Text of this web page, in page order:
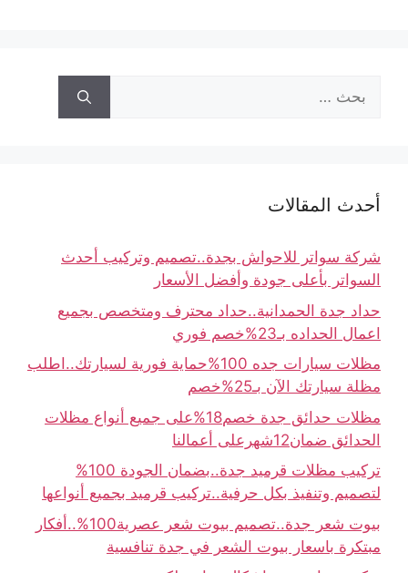
أحدث المقالات
شركة سواتر للاحواش بجدة..تصميم وتركيب أحدث
السواتر بأعلى جودة وأفضل الأسعار
حداد جدة الحمدانية..حداد محترف ومتخصص بجميع
اعمال الحداده بـ23%خصم فوري
مظلات سيارات جده 100%حماية فورية لسيارتك..اطلب
مظلة سيارتك الآن بـ25%خصم
مظلات حدائق جدة خصم18%على جميع أنواع مظلات
الحدائق ضمان12شهرعلى أعمالنا
تركيب مظلات قرميد جدة..بضمان الجودة 100%
لتصميم وتنفيذ بكل حرفية..تركيب قرميد بجميع أنواعها
بيوت شعر جدة..تصميم بيوت شعر عصرية100%..أفكار
مبتكرة باسعار بيوت الشعر في جدة تنافسية